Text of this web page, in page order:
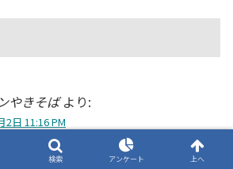
やきそば より:
2日 11:16 PM
Piapro Editionは、Piapor Studio
検索 アンケート 上へ